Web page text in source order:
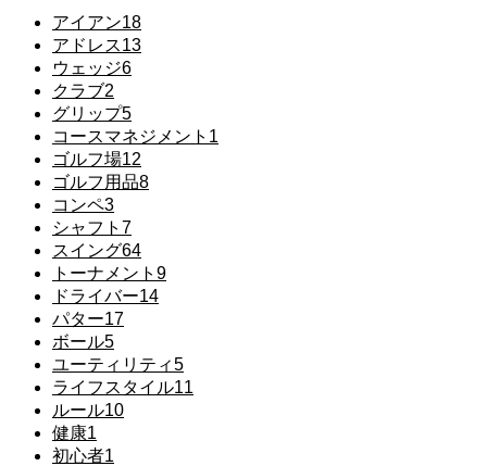
アイアン18
アドレス13
ウェッジ6
クラブ2
グリップ5
コースマネジメント 1
ゴルフ場12
ゴルフ用品8
コンペ3
シャフト 7
スイング64
トーナメント 9
ドライバー14
パター17
ボール5
ユーティリティ5
ライフスタイル11
ルール10
健康1
初心者1